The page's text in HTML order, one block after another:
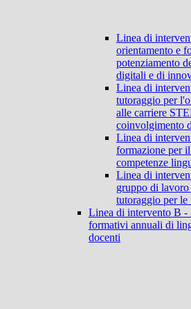
Linea di
orientamento e
potenziamento
digitali e di
Linea di
tutoraggio per
alle carriere
coinvolgimento
Linea di
formazione per
competenze
Linea di
gruppo di
tutoraggio per
Linea di intervento B -
formativi annuali di
docenti